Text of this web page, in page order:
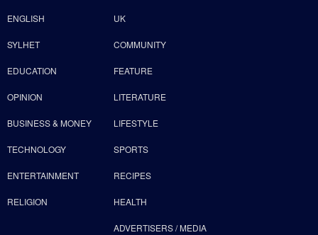
ENGLISH UK
SYLHET COMMUNITY
EDUCATION FEATURE
OPINION LITERATURE
BUSINESS & MONEY LIFESTYLE
TECHNOLOGY SPORTS
ENTERTAINMENT RECIPES
RELIGION HEALTH
ADVERTISERS / MEDIA